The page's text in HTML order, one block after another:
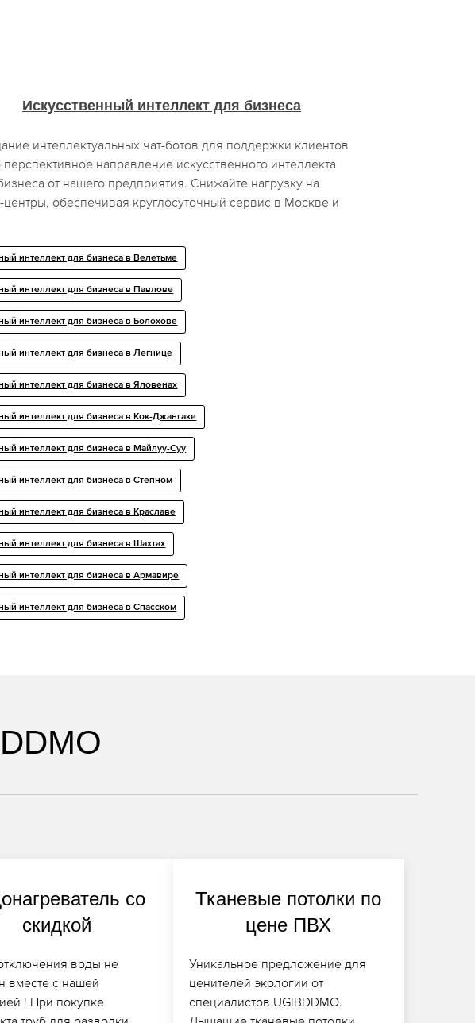
Искусственный интеллект для бизнеса
интеллектуальных чат-ботов для поддержки клиентов
перспективное направление искусственного интеллекта
от нашего предприятия. Снижайте нагрузку на
центры, обеспечивая круглосуточный сервис в Москве и
интеллект для бизнеса в Велетьме
интеллект для бизнеса в Павлове
интеллект для бизнеса в Болохове
интеллект для бизнеса в Легнице
интеллект для бизнеса в Яловенах
интеллект для бизнеса в Кок-Джангаке
интеллект для бизнеса в Майлуу-Суу
интеллект для бизнеса в Степном
интеллект для бизнеса в Краславе
интеллект для бизнеса в Шахтах
интеллект для бизнеса в Армавире
интеллект для бизнеса в Спасском
со
скидкой
воды не
вместе с нашей
! При покупке
Тканевые потолки по
цене ПВХ
Уникальное предложение для
ценителей экологии от
специалистов UGIBDDMO.